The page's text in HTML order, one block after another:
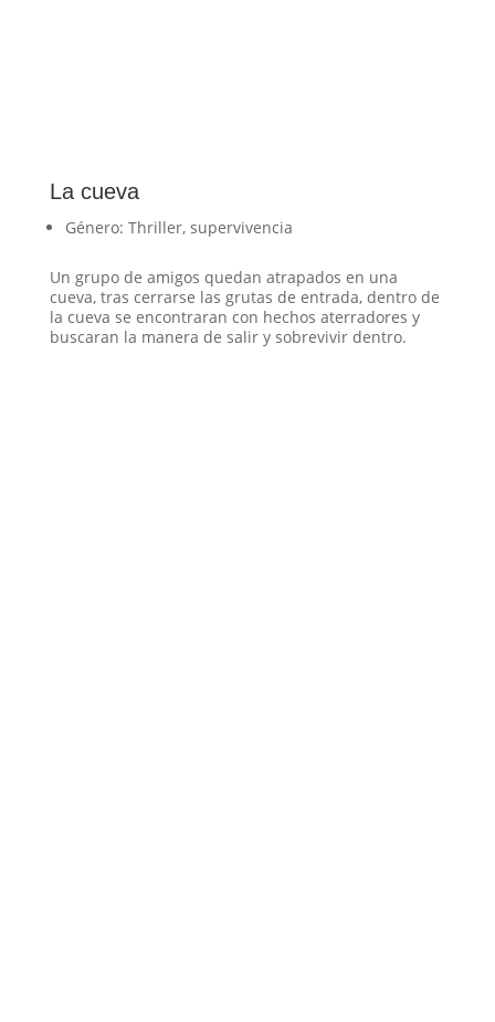
La cueva
Género: Thriller, supervivencia
Un grupo de amigos quedan atrapados en una
cueva, tras cerrarse las grutas de entrada, dentro de
la cueva se encontraran con hechos aterradores y
buscaran la manera de salir y sobrevivir dentro.